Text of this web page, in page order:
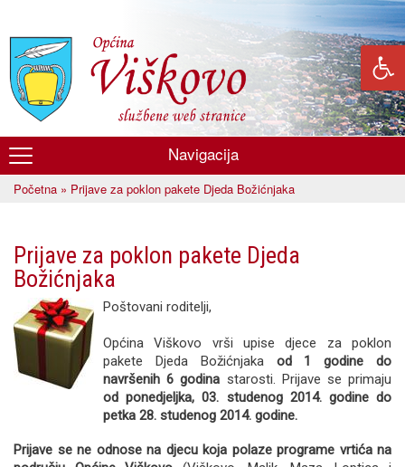
glavni
sadržaj
Općina
Viškovo
Navigacija
Početna » Prijave za poklon pakete Djeda Božićnjaka
Prijave za poklon pakete Djeda
Božićnjaka
Poštovani roditelji,
Općina Viškovo vrši upise djece za poklon
pakete Djeda Božićnjaka od 1 godine do
navršenih 6 godina starosti. Prijave se primaju
od ponedjeljka, 03. studenog 2014. godine do
petka 28. studenog 2014. godine.
Prijave se ne odnose na djecu koja polaze programe vrtića na